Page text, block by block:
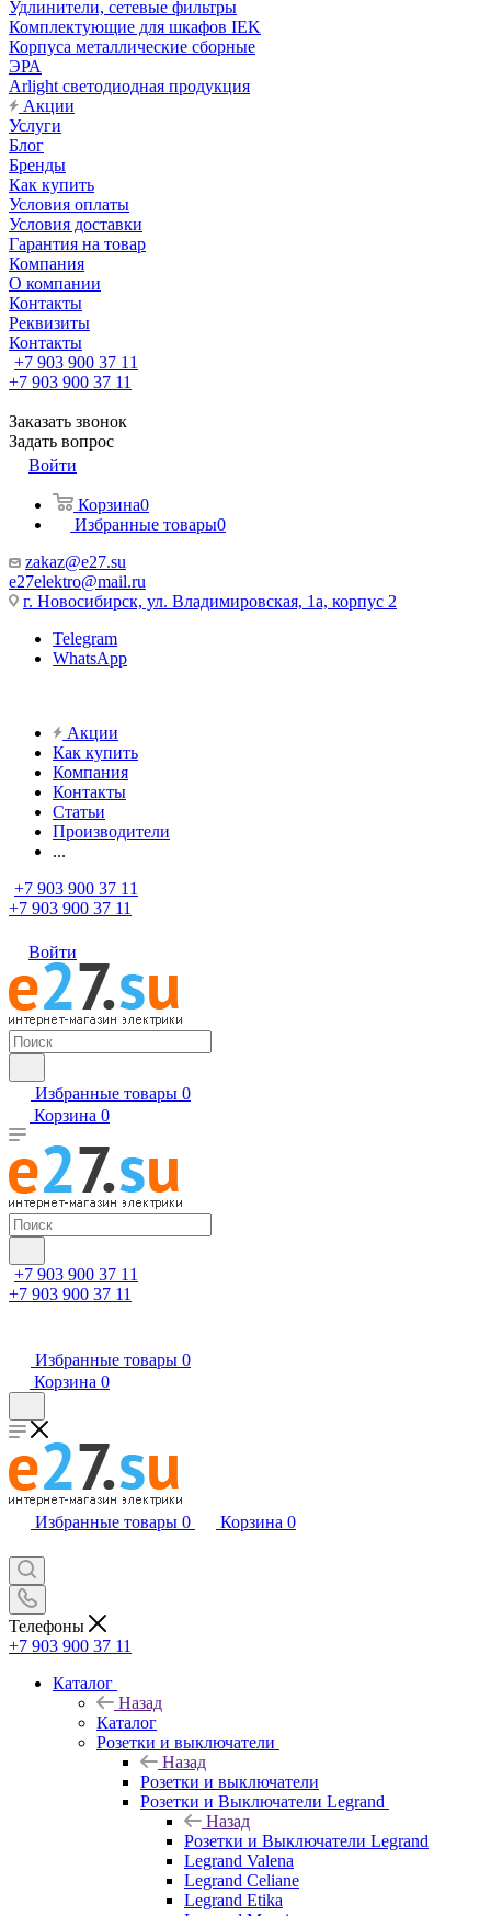
Удлинители, сетевые фильтры
Комплектующие для шкафов IEK
Корпуса металлические сборные
ЭРА
Arlight светодиодная продукция
Акции
Услуги
Блог
Бренды
Как купить
Условия оплаты
Условия доставки
Гарантия на товар
Компания
О компании
Контакты
Реквизиты
Контакты
+7 903 900 37 11
+7 903 900 37 11
Заказать звонок
Задать вопрос
Войти
Корзина0
Избранные товары0
zakaz@e27.su
e27elektro@mail.ru
г. Новосибирск, ул. Владимировская, 1а, корпус 2
Telegram
WhatsApp
Акции
Как купить
Компания
Контакты
Статьи
Производители
...
+7 903 900 37 11
+7 903 900 37 11
Войти
Избранные товары 0
Корзина 0
+7 903 900 37 11
+7 903 900 37 11
Избранные товары 0
Корзина 0
Избранные товары 0 Корзина 0
Телефоны
+7 903 900 37 11
Каталог
Назад
Каталог
Розетки и выключатели
Назад
Розетки и выключатели
Розетки и Выключатели Legrand
Назад
Розетки и Выключатели Legrand
Legrand Valena
Legrand Celiane
Legrand Etika